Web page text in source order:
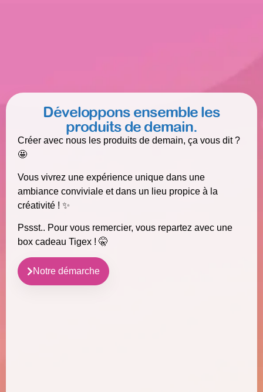
Développons ensemble les
produits de demain.
Créer avec nous les produits de demain, ça vous dit ?
🤩
Vous vivrez une expérience unique dans une
ambiance conviviale et dans un lieu propice à la
créativité ! ✨
Pssst.. Pour vous remercier, vous repartez avec une
box cadeau Tigex ! 🤫
Notre démarche